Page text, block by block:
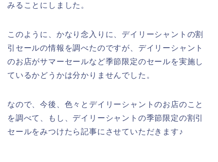
みることにしました。
このように、かなり念入りに、デイリーシャントの割
引セールの情報を調べたのですが、デイリーシャント
のお店がサマーセールなど季節限定のセールを実施し
ているかどうかは分かりませんでした。
なので、今後、色々とデイリーシャントのお店のこと
を調べて、もし、デイリーシャントの季節限定の割引
セールをみつけたら記事にさせていただきます♪